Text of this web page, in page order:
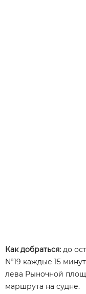
Как добраться: до
№19 каждые 15 минут.
лева Рыночной
маршрута на судне.